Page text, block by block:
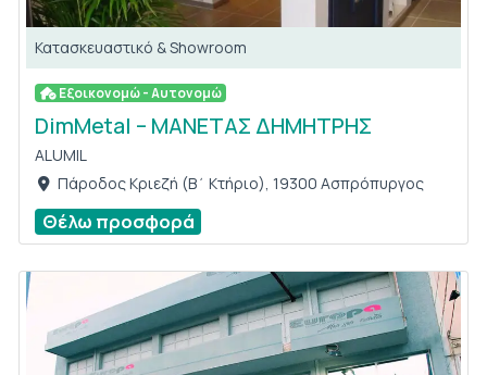
Κατασκευαστικό & Showroom
Εξοικονομώ - Αυτονομώ
DimMetal – ΜΑΝΕΤΑΣ ΔΗΜΗΤΡΗΣ
ALUMIL
Πάροδος Κριεζή (Β΄ Κτήριο), 19300 Ασπρόπυργος
Θέλω προσφορά